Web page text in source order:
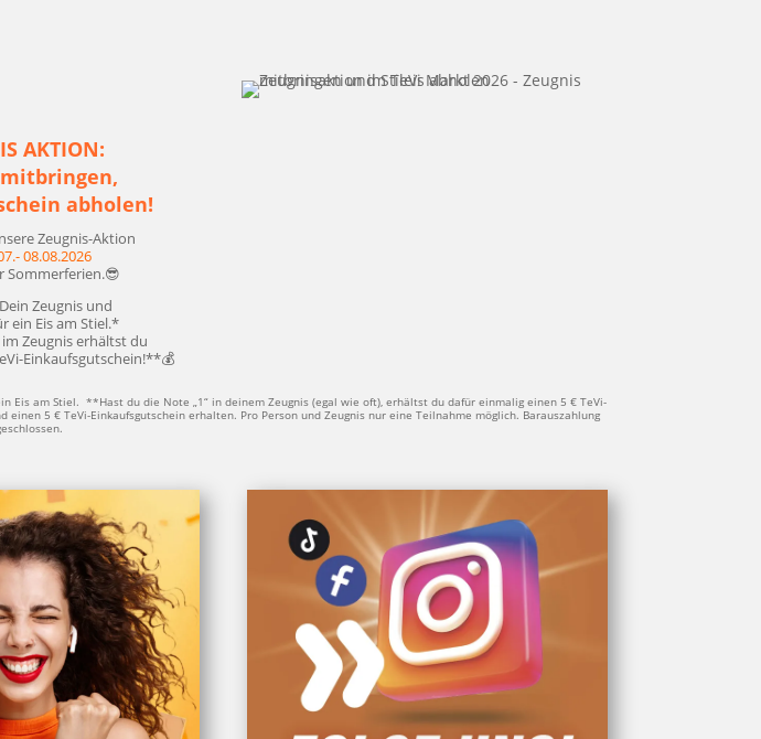
AKTION:
abholen!
Zeug­nis-Akti­on
08.08.2026
Sommerferien.😎
Zeug­nis und
ein Eis am Stiel.*
Zeug­nis erhältst du
Einkaufsgutschein!**💰
am Stiel. **Hast du die Note „1“ in dei­nem Zeug­nis (egal wie oft), erhältst du dafür ein­ma­lig einen 5 € TeVi-
5 € TeVi-Ein­kaufs­gut­schein erhal­ten. Pro Per­son und Zeug­nis nur eine Teil­nah­me mög­lich. Bar­aus­zah­lung